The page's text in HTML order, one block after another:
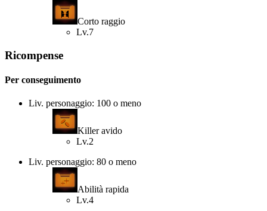
Corto raggio
Lv.7
Ricompense
Per conseguimento
Liv. personaggio: 100 o meno
Killer avido
Lv.2
Liv. personaggio: 80 o meno
Abilità rapida
Lv.4